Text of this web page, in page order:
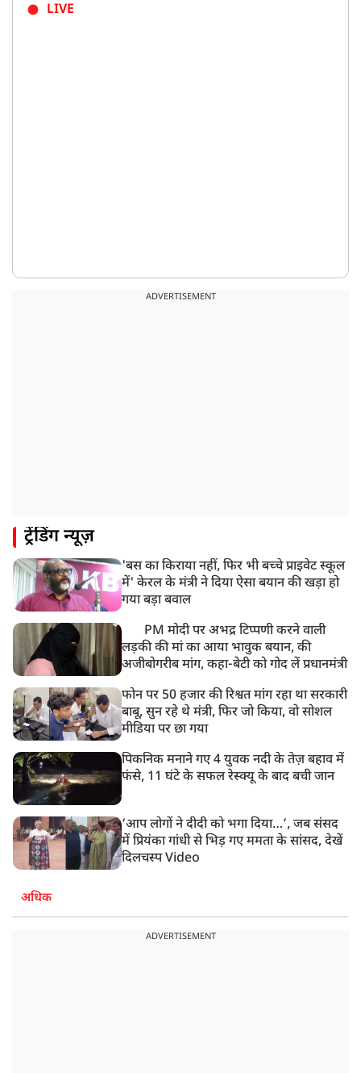
LIVE
ADVERTISEMENT
ट्रेंडिंग न्यूज़
'बस का किराया नहीं, फिर भी बच्चे प्राइवेट स्कूल
में' केरल के मंत्री ने दिया ऐसा बयान की खड़ा हो
गया बड़ा बवाल
PM मोदी पर अभद्र टिप्पणी करने वाली
लड़की की मां का आया भावुक बयान, की
अजीबोगरीब मांग, कहा-बेटी को गोद लें प्रधानमंत्री
फोन पर 50 हजार की रिश्वत मांग रहा था सरकारी
बाबू, सुन रहे थे मंत्री, फिर जो किया, वो सोशल
मीडिया पर छा गया
पिकनिक मनाने गए 4 युवक नदी के तेज़ बहाव में
फंसे, 11 घंटे के सफल रेस्क्यू के बाद बची जान
‘आप लोगों ने दीदी को भगा दिया…’, जब संसद
में प्रियंका गांधी से भिड़ गए ममता के सांसद, देखें
दिलचस्प Video
अधिक
ADVERTISEMENT